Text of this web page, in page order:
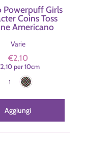
Powerpuff Girls
Coins Toss
Americano
Varie
€2,10
per 10cm
Colore
1
Aggiungi